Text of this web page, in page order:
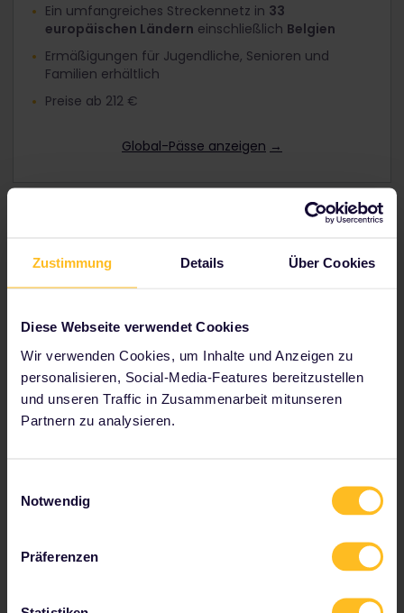
Zustimmung Details Über Cookies
Diese Webseite verwendet Cookies
Wir verwenden Cookies, um Inhalte und Anzeigen zu
personalisieren, Social-Media-Features bereitzustellen
und unseren Traffic in Zusammenarbeit mitunseren
Partnern zu analysieren.
Notwendig
Präferenzen
Ein umfangreiches Streckennetz in 33
europäischen Ländern einschließlich Belgien
Ermäßigungen für Jugendliche, Senioren und
Familien erhältlich
Preise ab 212 €
Global-Pässe anzeigen →
Tipps und Tricks für
Belgien
Hauptbahnhöfe in Belgien
Die größten Bahnhöfe Belgiens bieten zahlreiche
Verbindungen zu inländischen und internationalen
Reisezielen. Diese Bahnhöfe sind: